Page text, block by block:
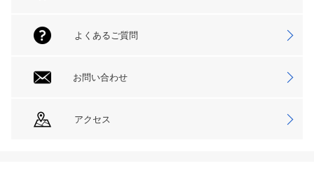
よくあるご質問
お問い合わせ
アクセス